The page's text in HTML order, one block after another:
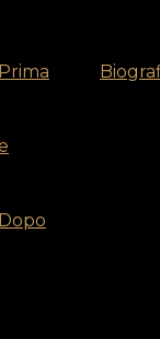
Prima
Dopo